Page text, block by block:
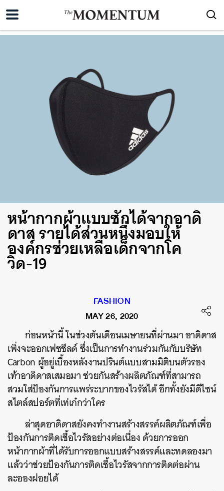
หน้ากากผ้าแบบซักได้จากอาดิ
ดาส รายได้ส่วนหนึ่งมอบให้
องค์กรช่วยเหลือเด็กจากโค
วิด-19
FASHION
MAY 26, 2020
ก่อนหน้านี้ในช่วงต้นเดือนเมษายนที่ผ่านมาอาดิดาส
เพิ่งจะออกเฟซชีลด์ซึ่งเป็นการทำงานร่วมกันกับบริษัท
Carbon ผู้อยู่เบื้องหลังงานปรินต์แบบสามมิติบนตัวรอง
เท้าอาดิดาสเสมอมาช่วยกันสร้างผลิตภัณฑ์ที่สามารถ
สวมใส่ป้องกันการแพร่ระบากของไวรัสได้อีกทั้งยังมีดีไซน์
สไตล์สปอร์ตที่เท่เก๋กว่าใคร
ล่าสุดอาดิดาสยังคงทำงานสร้างสรรค์ผลิตภัณฑ์เพื่อ
ป้องกันการติดเชื้อไวรัสอย่างต่อเนื่องด้วยการออก
หน้ากากผ้าที่ได้รับการออกแบบสร้างสรรค์และทดลองมา
แล้วว่าช่วยป้องกันการติดเชื้อไวรัสจากการติดต่อผ่าน
ละอองฝอยได้